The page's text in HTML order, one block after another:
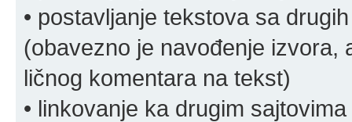
• postavljanje tekstova sa
(obavezno je navođenje izvora,
ličnog komentara na tekst)
• linkovanje ka drugim